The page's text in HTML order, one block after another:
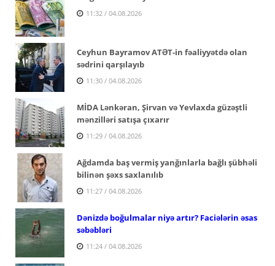
11:32 / 04.08.2026
Ceyhun Bayramov ATƏT-in fəaliyyətdə olan
sədrini qarşılayıb
11:30 / 04.08.2026
MİDA Lənkəran, Şirvan və Yevlaxda güzəştli
mənzilləri satışa çıxarır
11:29 / 04.08.2026
Ağdamda baş vermiş yanğınlarla bağlı şübhəli
bilinən şəxs saxlanılıb
11:27 / 04.08.2026
Dənizdə boğulmalar niyə artır? Faciələrin əsas
səbəbləri
11:24 / 04.08.2026